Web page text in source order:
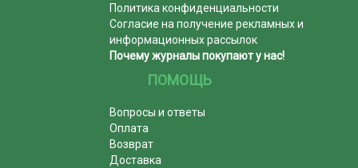
Политика конфиденциальности
Согласие на получение рекламных и
информационных рассылок
Почему журналы покупают у нас!
ПОМОЩЬ
Вопросы и ответы
Оплата
Возврат
Доставка